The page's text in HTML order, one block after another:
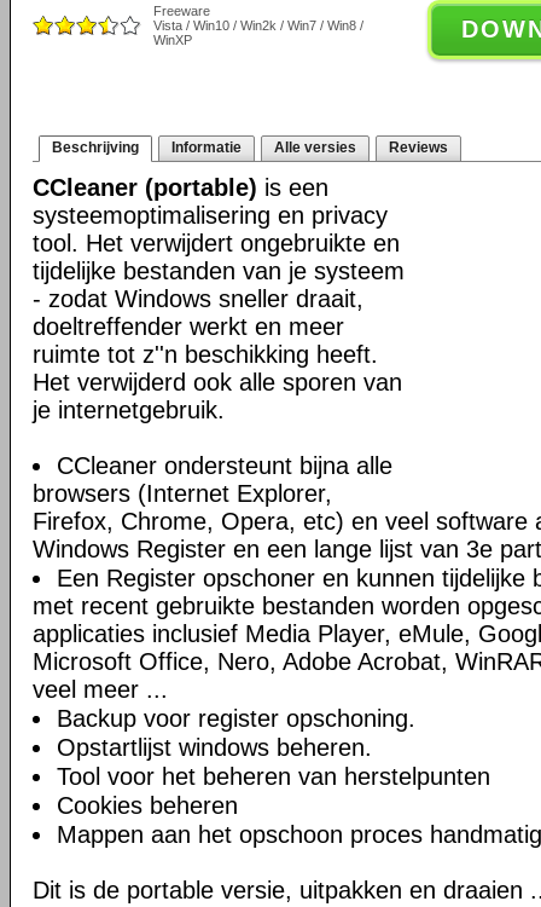
Freeware
Vista / Win10 / Win2k / Win7 / Win8 /
WinXP
Beschrijving Informatie Alle versies Reviews
CCleaner (portable) is een
systeemoptimalisering en privacy
tool. Het verwijdert ongebruikte en
tijdelijke bestanden van je systeem
- zodat Windows sneller draait,
doeltreffender werkt en meer
ruimte tot z''n beschikking heeft.
Het verwijderd ook alle sporen van
je internetgebruik.
CCleaner ondersteunt bijna alle
browsers (Internet Explorer,
Firefox, Chrome, Opera, etc) en veel software
Windows Register en een lange lijst van 3e
Een Register opschoner en kunnen tijdelijke
met recent gebruikte bestanden worden
applicaties inclusief Media Player, eMule,
Microsoft Office, Nero, Adobe Acrobat,
veel meer ...
Backup voor register opschoning.
Opstartlijst windows beheren.
Tool voor het beheren van herstelpunten
Cookies beheren
Mappen aan het opschoon proces
Dit is de portable versie, uitpakken en draaien